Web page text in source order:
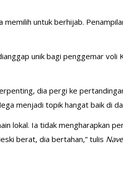
untuk berhijab.
unik bagi penggemar voli
dia pergi ke
menjadi topik hangat baik di
lokal. Ia tidak mengharapkan
berat, dia bertahan,” tulis